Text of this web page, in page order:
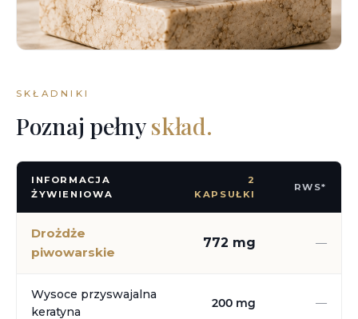
SKŁADNIKI
Poznaj pełnyskład.
INFORMACJA
ŻYWIENIOWA
2
KAPSUŁKI
RWS*
Drożdże
piwowarskie
772 mg —
Wysoce przyswajalna
keratyna
200 mg —